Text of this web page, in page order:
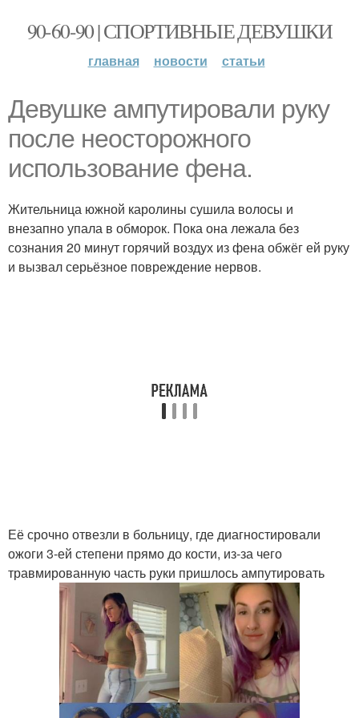
90-60-90 | СПОРТИВНЫЕ ДЕВУШКИ
главная новости статьи
Девушке ампутировали руку
после неосторожного
использование фена.
Жительница южной каролины сушила волосы и
внезапно упала в обморок. Пока она лежала без
сознания 20 минут горячий воздух из фена обжёг ей руку
и вызвал серьёзное повреждение нервов.
Её срочно отвезли в больницу, где диагностировали
ожоги 3-ей степени прямо до кости, из-за чего
травмированную часть руки пришлось ампутировать